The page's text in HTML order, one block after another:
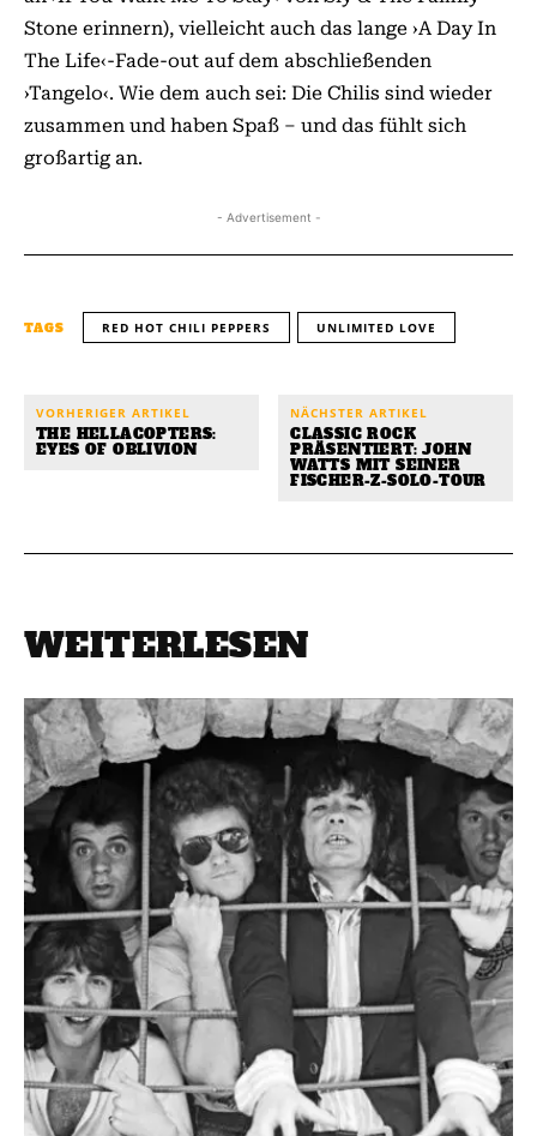
Stone erinnern), vielleicht auch das lange ›A Day In
The Life‹-Fade-out auf dem abschließenden
›Tangelo‹. Wie dem auch sei: Die Chilis sind wieder
zusammen und haben Spaß – und das fühlt sich
großartig an.
- Advertisement -
TAGS RED HOT CHILI PEPPERS UNLIMITED LOVE
VORHERIGER ARTIKEL
THE HELLACOPTERS:
EYES OF OBLIVION
NÄCHSTER ARTIKEL
CLASSIC ROCK
PRÄSENTIERT: JOHN
WATTS MIT SEINER
FISCHER-Z-SOLO-TOUR
WEITERLESEN